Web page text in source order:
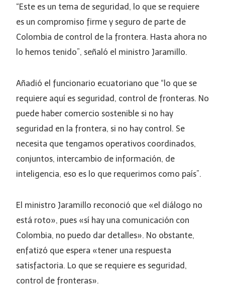
“Este es un tema de seguridad, lo que se requiere
es un compromiso firme y seguro de parte de
Colombia de control de la frontera. Hasta ahora no
lo hemos tenido”, señaló el ministro Jaramillo.
Añadió el funcionario ecuatoriano que “lo que se
requiere aquí es seguridad, control de fronteras. No
puede haber comercio sostenible si no hay
seguridad en la frontera, si no hay control. Se
necesita que tengamos operativos coordinados,
conjuntos, intercambio de información, de
inteligencia, eso es lo que requerimos como país”.
El ministro Jaramillo reconoció que «el diálogo no
está roto», pues «sí hay una comunicación con
Colombia, no puedo dar detalles». No obstante,
enfatizó que espera «tener una respuesta
satisfactoria. Lo que se requiere es seguridad,
control de fronteras».